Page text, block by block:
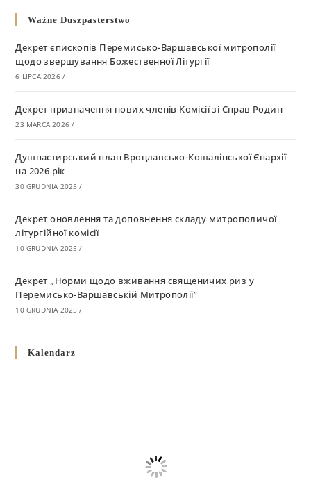
Ważne Duszpasterstwo
Декрет єпископів Перемисько-Варшавської митрополії
щодо звершування Божественної Літургії
6 LIPCA 2026 /
Декрет призначення нових членів Комісії зі Справ Родин
23 MARCA 2026 /
Душпастирський план Вроцлавсько-Кошалінської Єпархії
на 2026 рік
30 GRUDNIA 2025 /
Декрет оновлення та доповнення складу митрополичої
літургійної комісії
10 GRUDNIA 2025 /
Декрет „Норми щодо вживання священичих риз у
Перемисько-Варшавській Митрополії”
10 GRUDNIA 2025 /
григоріанським календарем
Душпастирський план Вроцлавсько-Кошалінської єпархії
Kalendarz